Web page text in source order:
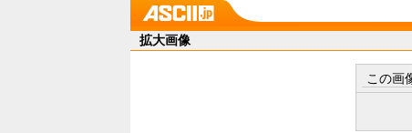
拡大画像
この画